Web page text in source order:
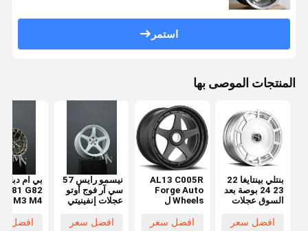
استمر
المنتجات الموصى بها
بنتلي بينتايغا 22
23 24 بوصة بعد
السوق عجلات
افضل سعر
AL13 C005R
Forge Auto
Wheels ل
Huracan Audi
افضل سعر
نيسمو رايس 57
سي آر فوج أوتو
عجلات إنفينيتي
350Z أطراف
افضل سعر
G81 G82
M3 M4
افضل